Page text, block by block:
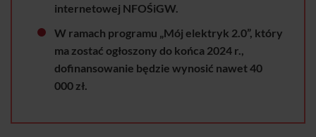
internetowej NFOŚiGW.
W ramach programu „Mój elektryk 2.0”, który
ma zostać ogłoszony do końca 2024 r.,
dofinansowanie będzie wynosić nawet 40
000 zł.